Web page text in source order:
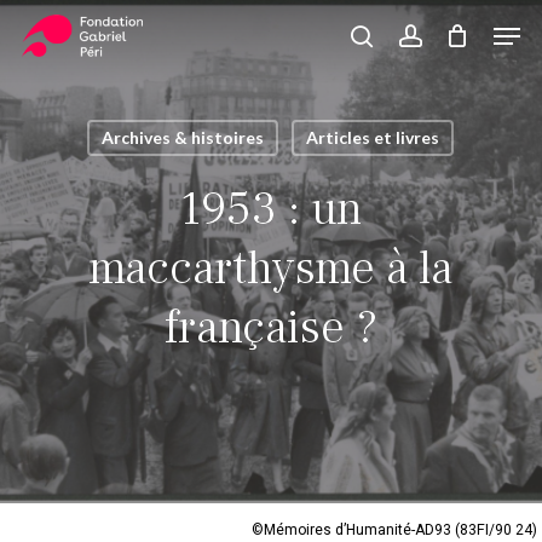
Skip
content
searchaccountClose
Archives & histoires Articles et livres
1953 : un
maccarthysme à la
française ?
©Mémoires d’Humanité-AD93 (83FI/90 24)
Close
Menu